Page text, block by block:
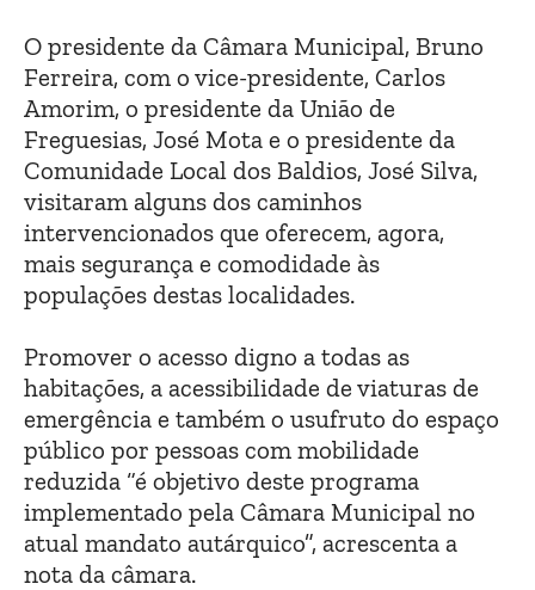
O presidente da Câmara Municipal, Bruno
Ferreira, com o vice-presidente, Carlos
Amorim, o presidente da União de
Freguesias, José Mota e o presidente da
Comunidade Local dos Baldios, José Silva,
visitaram alguns dos caminhos
intervencionados que oferecem, agora,
mais segurança e comodidade às
populações destas localidades.
Promover o acesso digno a todas as
habitações, a acessibilidade de viaturas de
emergência e também o usufruto do espaço
público por pessoas com mobilidade
reduzida “é objetivo deste programa
implementado pela Câmara Municipal no
atual mandato autárquico”, acrescenta a
nota da câmara.